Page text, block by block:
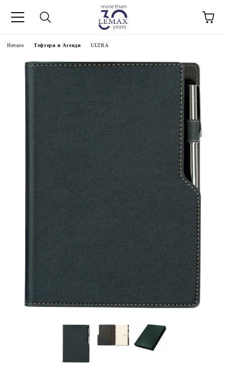
Начало Тефтери и Агенди ULTRA